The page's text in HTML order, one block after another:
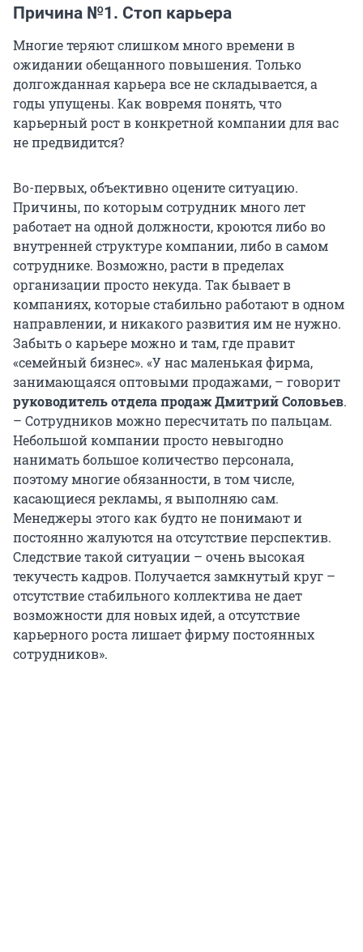
Причина №1. Стоп карьера
Многие теряют слишком много времени в
ожидании обещанного повышения. Только
долгожданная карьера все не складывается, а
годы упущены. Как вовремя понять, что
карьерный рост в конкретной компании для вас
не предвидится?
Во-первых, объективно оцените ситуацию.
Причины, по которым сотрудник много лет
работает на одной должности, кроются либо во
внутренней структуре компании, либо в самом
сотруднике. Возможно, расти в пределах
организации просто некуда. Так бывает в
компаниях, которые стабильно работают в одном
направлении, и никакого развития им не нужно.
Забыть о карьере можно и там, где правит
«семейный бизнес». «У нас маленькая фирма,
занимающаяся оптовыми продажами, – говорит
руководитель отдела продаж Дмитрий Соловьев.
– Сотрудников можно пересчитать по пальцам.
Небольшой компании просто невыгодно
нанимать большое количество персонала,
поэтому многие обязанности, в том числе,
касающиеся рекламы, я выполняю сам.
Менеджеры этого как будто не понимают и
постоянно жалуются на отсутствие перспектив.
Следствие такой ситуации – очень высокая
текучесть кадров. Получается замкнутый круг –
отсутствие стабильного коллектива не дает
возможности для новых идей, а отсутствие
карьерного роста лишает фирму постоянных
сотрудников».